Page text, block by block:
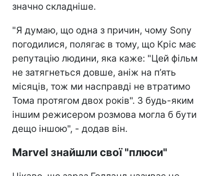
значно складніше.
"Я думаю, що одна з причин, чому Sony
погодилися, полягає в тому, що Кріс має
репутацію людини, яка каже: "Цей фільм
не затягнеться довше, аніж на п’ять
місяців, тож ми насправді не втратимо
Тома протягом двох років". З будь-яким
іншим режисером розмова могла б бути
дещо іншою", - додав він.
Marvel знайшли свої "плюси"